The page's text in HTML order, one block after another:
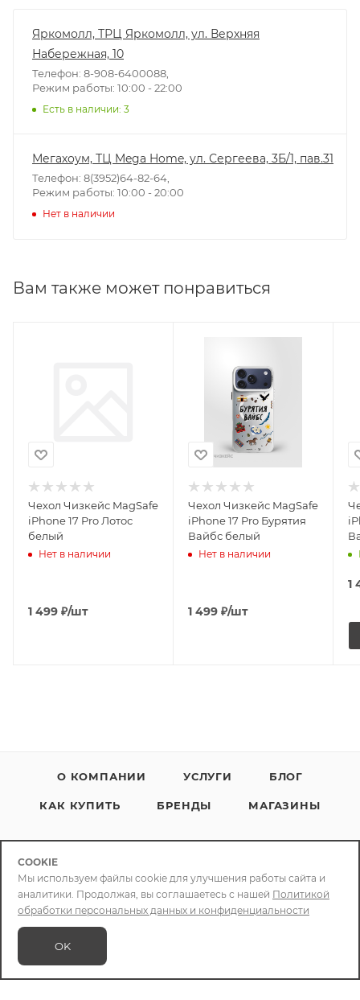
Яркомолл, ТРЦ Яркомолл, ул. Верхняя
Набережная, 10
Телефон: 8-908-6400088,
Режим работы: 10:00 - 22:00
Есть в наличии: 3
Мегахоум, ТЦ Mega Home, ул. Сергеева, 3Б/1, пав.31
Телефон: 8(3952)64-82-64,
Режим работы: 10:00 - 20:00
Нет в наличии
Вам также может понравиться
Чехол Чизкейс MagSafe
iPhone 17 Pro Лотос
белый
Нет в наличии
1 499 ₽/шт
Чехол Чизкейс MagSafe
iPhone 17 Pro Бурятия
Вайбс белый
Нет в наличии
1 499 ₽/шт
1
О КОМПАНИИ УСЛУГИ БЛОГ
КАК КУПИТЬ БРЕНДЫ МАГАЗИНЫ
+79086400088
COOKIE
Мы используем файлы cookie для улучшения работы сайта и
аналитики. Продолжая, вы соглашаетесь с нашей Политикой
обработки персональных данных и конфиденциальности
OK